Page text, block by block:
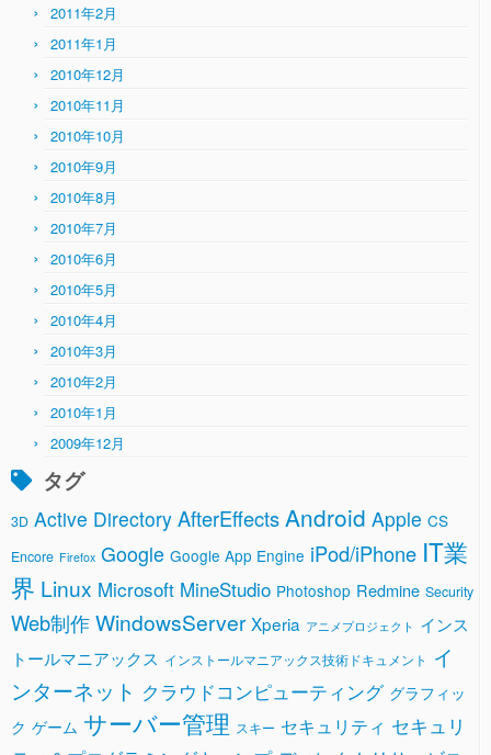
2011年2月
2011年1月
2010年12月
2010年11月
2010年10月
2010年9月
2010年8月
2010年7月
2010年6月
2010年5月
2010年4月
2010年3月
2010年2月
2010年1月
2009年12月
タグ
3D Active Directory AfterEffectsAndroid Apple CS
Encore Firefox Google Google App Engine iPod/iPhone IT業
界 Linux Microsoft MineStudio Photoshop Redmine Security
Web制作WindowsServer Xperia アニメプロジェクト インス
トールマニアックス インストールマニアックス技術ドキュメント イ
ンターネット クラウドコンピューティング グラフィッ
ク ゲーム サーバー管理 スキー セキュリティ セキュリ